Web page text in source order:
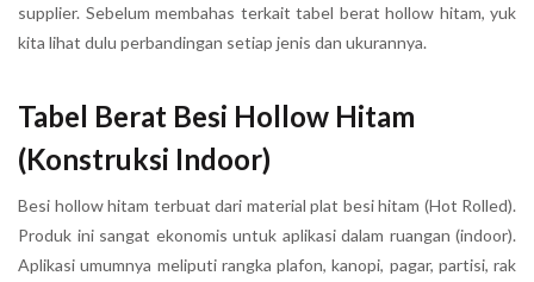
supplier. Sebelum membahas terkait tabel berat hollow hitam, yuk
kita lihat dulu perbandingan setiap jenis dan ukurannya.
Tabel Berat Besi Hollow Hitam
(Konstruksi Indoor)
Besi hollow hitam terbuat dari material plat besi hitam (Hot Rolled).
Produk ini sangat ekonomis untuk aplikasi dalam ruangan (indoor).
Aplikasi umumnya meliputi rangka plafon, kanopi, pagar, partisi, rak